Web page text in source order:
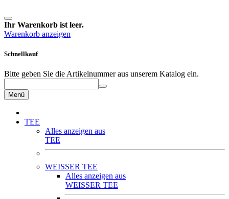
Ihr Warenkorb ist leer.
Warenkorb anzeigen
Schnellkauf
Bitte geben Sie die Artikelnummer aus unserem Katalog ein.
Menü
TEE
Alles anzeigen aus
TEE
WEISSER TEE
Alles anzeigen aus
WEISSER TEE